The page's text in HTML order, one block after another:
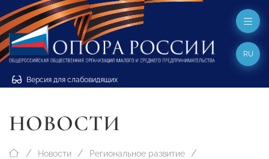
Версия для слабовидящих
RU
НОВОСТИ
Новости Региональное развитие